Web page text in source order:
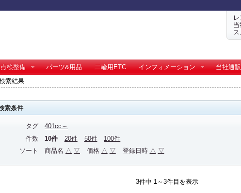
当
点検整備 パーツ&用品 二輪用ETC インフォメーション
当社通
索結果
索条件
タグ
401cc～
件数
10件 20件 50件
100件
ソート
商品名 △ ▽ 価格 △ ▽ 登録日時 △ ▽
3件中 1～3件目を表示